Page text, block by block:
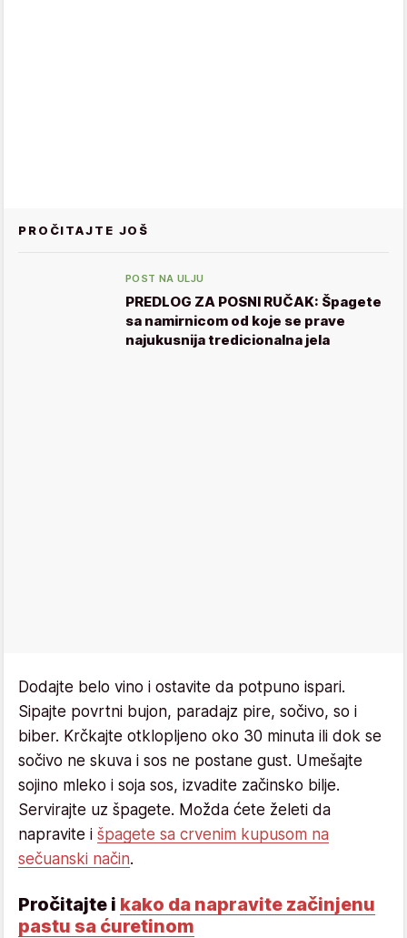
PROČITAJTE JOŠ
POST NA ULJU
PREDLOG ZA POSNI RUČAK: Špagete
sa namirnicom od koje se prave
najukusnija tredicionalna jela
Dodajte belo vino i ostavite da potpuno ispari.
Sipajte povrtni bujon, paradajz pire, sočivo, so i
biber. Krčkajte otklopljeno oko 30 minuta ili dok se
sočivo ne skuva i sos ne postane gust. Umešajte
sojino mleko i soja sos, izvadite začinsko bilje.
Servirajte uz špagete. Možda ćete želeti da
napravite i špagete sa crvenim kupusom na
sečuanski način.
Pročitajte i kako da napravite začinjenu
pastu sa ćuretinom